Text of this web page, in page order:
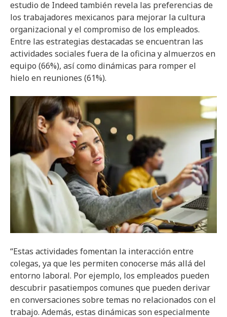
estudio de Indeed también revela las preferencias de
los trabajadores mexicanos para mejorar la cultura
organizacional y el compromiso de los empleados.
Entre las estrategias destacadas se encuentran las
actividades sociales fuera de la oficina y almuerzos en
equipo (66%), así como dinámicas para romper el
hielo en reuniones (61%).
“Estas actividades fomentan la interacción entre
colegas, ya que les permiten conocerse más allá del
entorno laboral. Por ejemplo, los empleados pueden
descubrir pasatiempos comunes que pueden derivar
en conversaciones sobre temas no relacionados con el
trabajo. Además, estas dinámicas son especialmente